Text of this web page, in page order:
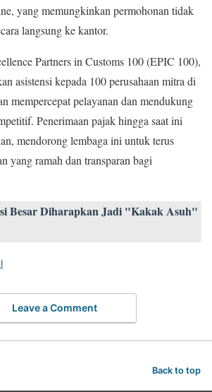
yang memungkinkan permohonan tidak
langsung ke kantor.
Partners in Customs 100 (EPIC 100),
asistensi kepada 100 perusahaan mitra di
mempercepat pelayanan dan mendukung
Penerimaan pajak hingga saat ini
mendorong lembaga ini untuk terus
yang ramah dan transparan bagi
Besar Diharapkan Jadi "Kakak Asuh"
Leave a Comment
Back to top